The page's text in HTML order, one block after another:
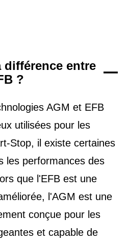
différence entre
?
AGM et EFB
utilisées pour les
Stop, il existe certaines
les performances des
que l'EFB est une
l'AGM est une
conçue pour les
et capable de